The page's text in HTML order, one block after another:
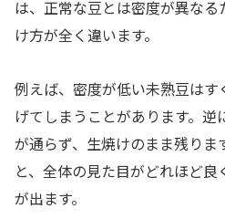
は、正常な豆とは密度が異な
け方が全く違います。
例えば、密度が低い未熟豆は
げてしまうことがあります。逆
が通らず、生焼けのまま残りま
と、全体の見た目がどれほど
が出ます。